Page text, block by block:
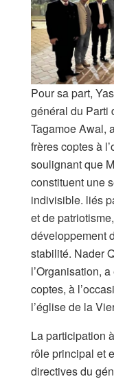
Pour sa part,
général du Parti
Tagamoe Awal,
frères coptes à
soulignant que
constituent une
indivisible. liés
et de
développement
stabilité. Nader
l’Organisation,
coptes, à
l’église de la
La participation
rôle principal et
directives du